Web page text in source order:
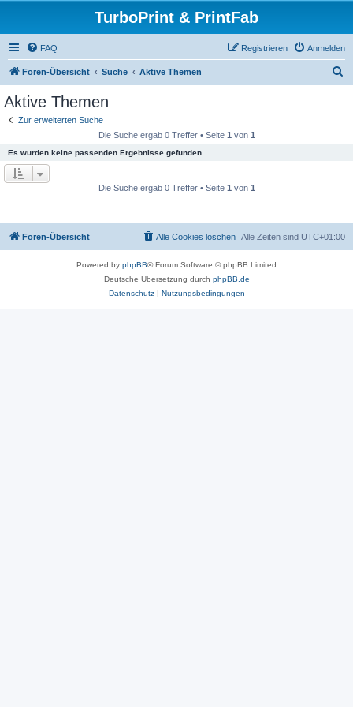
TurboPrint & PrintFab
FAQ Anmelden
Registrieren
Foren-Übersicht Suche Aktive Themen
Aktive Themen
Zur erweiterten Suche
Die Suche ergab 0 Treffer • Seite 1 von 1
Es wurden keine passenden Ergebnisse gefunden.
Die Suche ergab 0 Treffer • Seite 1 von 1
Foren-Übersicht Alle Zeiten sind UTC+01:00
Alle Cookies löschen
Powered by phpBB® Forum Software © phpBB Limited
Deutsche Übersetzung durch phpBB.de
Datenschutz| Nutzungsbedingungen